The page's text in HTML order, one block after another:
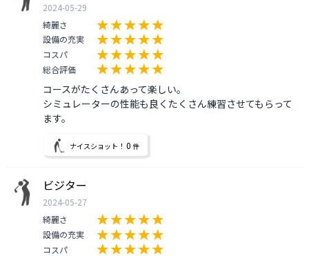
2024-05-29
綺麗さ
設備の充実
コスパ
総合評価
コースがたくさんあって楽しい。
シミュレーターの性能も良くたくさん練習させてもらって
ます。
ナイスショット！ 0 件
ビジター
2024-05-27
綺麗さ
設備の充実
コスパ